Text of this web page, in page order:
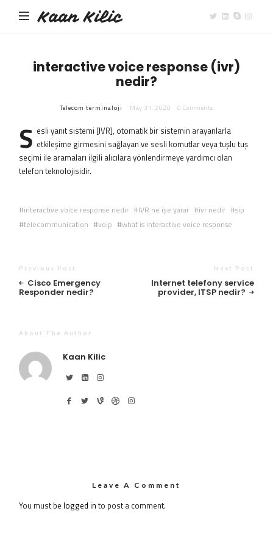
Kaan Kilic
interactive voice response (ivr)
nedir?
Telecom terminaloji May 31, 2020 0 Comments
S esli yanıt sistemi [IVR], otomatik bir sistemin arayanlarla
etkileşime girmesini sağlayan ve sesli komutlar veya tuşlu tuş
seçimi ile aramaları ilgili alıcılara yönlendirmeye yardımcı olan
telefon teknolojisidir.
interactive voice response nedir IVR ne işe yarar ivr nedir
sip
telecommunication
voip what is interactive voice response
Previous Post
Cisco Emergency
Responder nedir?
Next Post
Internet telefony service
provider, ITSP nedir?
About The Author
Kaan Kilic
Leave A Comment
You must be logged in to post a comment.